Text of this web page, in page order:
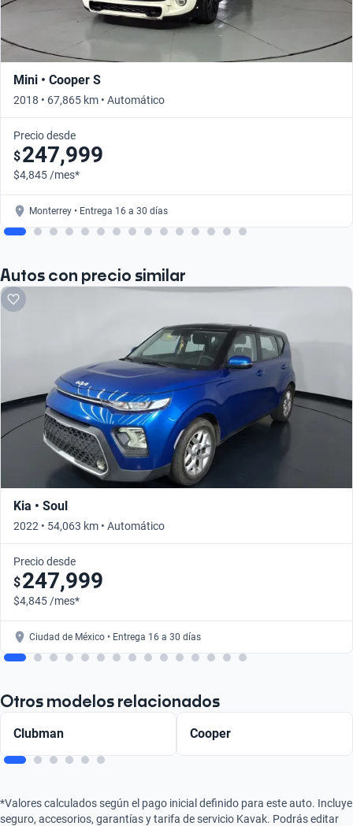
Mini • Cooper S
2018 • 67,865 km • Automático
Precio desde
$247,999
$4,845 /mes*
Monterrey • Entrega 16 a 30 días
Autos con precio similar
Kia • Soul
2022 • 54,063 km • Automático
Precio desde
$247,999
$4,845 /mes*
Ciudad de México • Entrega 16 a 30 días
Otros modelos relacionados
Clubman Cooper
*Valores calculados según el pago inicial definido para este auto. Incluye
seguro, accesorios, garantías y tarifa de servicio Kavak. Podrás editar